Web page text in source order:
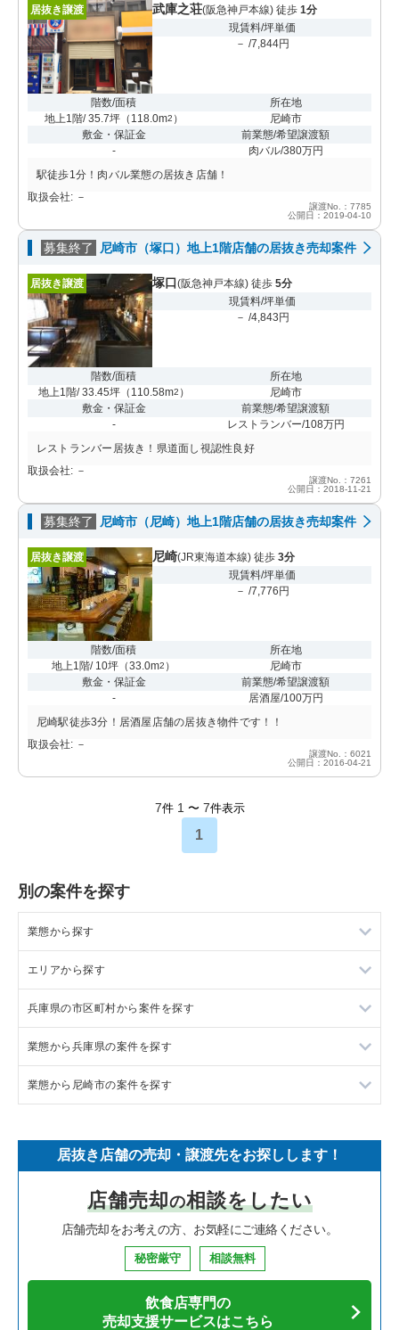
居抜き譲渡 武庫之荘(阪急神戸本線) 徒歩 1分
現賃料/坪単価
－ /7,844円
階数/面積
地上1階/ 35.7坪（ 118.0m2 ）
所在地
尼崎市
敷金・保証金
-
前業態/希望譲渡額
肉バル/380万円
駅徒歩1分！肉バル業態の居抜き店舗！
取扱会社: －
譲渡No.：7785
公開日：2019-04-10
募集終了 尼崎市（塚口）地上1階店舗の居抜き売却案件
居抜き譲渡 塚口(阪急神戸本線) 徒歩 5分
現賃料/坪単価
－ /4,843円
階数/面積
地上1階/ 33.45坪（ 110.58m2 ）
所在地
尼崎市
敷金・保証金
-
前業態/希望譲渡額
レストランバー/108万円
レストランバー居抜き！県道面し視認性良好
取扱会社: －
譲渡No.：7261
公開日：2018-11-21
募集終了 尼崎市（尼崎）地上1階店舗の居抜き売却案件
居抜き譲渡 尼崎(JR東海道本線) 徒歩 3分
現賃料/坪単価
－ /7,776円
階数/面積
地上1階/ 10坪 （33.0m2 ）
所在地
尼崎市
敷金・保証金
-
前業態/希望譲渡額
居酒屋/100万円
尼崎駅徒歩3分！居酒屋店舗の居抜き物件です！！
取扱会社: －
譲渡No.：6021
公開日：2016-04-21
7件 1 〜 7件表示
1
別の案件を探す
業態から探す
ラーメンの居抜き売却物件の案件一覧
フランス料理の居抜き売却物件の案件一覧
イタリア料理の居抜き売却物件の案件一覧
中華の居抜き売却物件の案件一覧
寿司の居抜き売却物件の案件一覧
焼肉の居抜き売却物件の案件一覧
鉄板焼き・お好み焼の居抜き売却物件の案件一覧
カフェの居抜き売却物件の案件一覧
エリアから探す
東京23区の飲食店の居抜き売却物件の案件一覧
東京都下の飲食店の居抜き売却物件の案件一覧
千葉県の飲食店の居抜き売却物件の案件一覧
神奈川県の飲食店の居抜き売却物件の案件一覧
大阪府の飲食店の居抜き売却物件の案件一覧
兵庫県の飲食店の居抜き売却物件の案件一覧
愛知県の飲食店の居抜き売却物件の案件一覧
兵庫県の市区町村から案件を探す
尼崎市の飲食店の居抜き売却物件の案件一覧
西宮市の飲食店の居抜き売却物件の案件一覧
川西市の飲食店の居抜き売却物件の案件一覧
芦屋市の飲食店の居抜き売却物件の案件一覧
神戸市中央区の飲食店の居抜き売却物件の案件一覧
伊丹市の飲食店の居抜き売却物件の案件一覧
業態から兵庫県の案件を探す
兵庫県のラーメンの居抜き売却物件の案件一覧
兵庫県のイタリア料理の居抜き売却物件の案件一覧
兵庫県の中華の居抜き売却物件の案件一覧
兵庫県のそば・うどんの居抜き売却物件の案件一覧
兵庫県の焼肉の居抜き売却物件の案件一覧
業態から尼崎市の案件を探す
尼崎市のイタリア料理の居抜き売却物件の案件一覧
尼崎市のそば・うどんの居抜き売却物件の案件一覧
尼崎市の焼肉の居抜き売却物件の案件一覧
尼崎市のカフェの居抜き売却物件の案件一覧
居抜き店舗の売却・譲渡先をお探しします！
店舗売却の相談をしたい
店舗売却をお考えの方、お気軽にご連絡ください。
秘密厳守 相談無料
飲食店専門の
売却支援サービスはこちら